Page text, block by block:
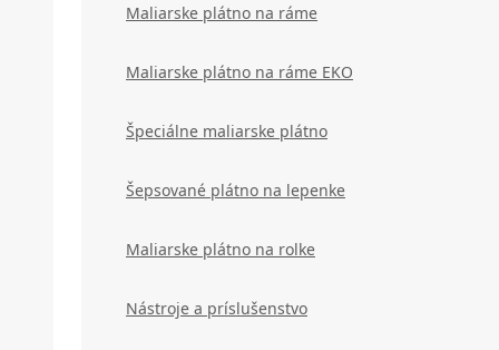
Maliarske plátno na ráme
Maliarske plátno na ráme EKO
Špeciálne maliarske plátno
Šepsované plátno na lepenke
Maliarske plátno na rolke
Nástroje a príslušenstvo